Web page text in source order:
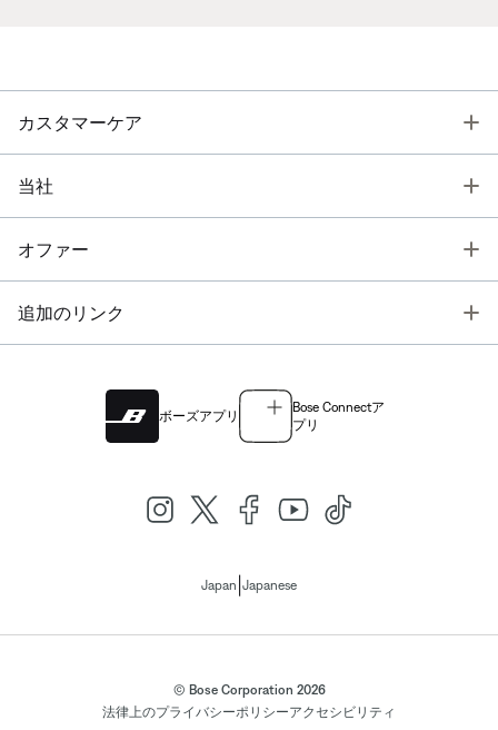
カスタマーケア
当社
オファー
追加のリンク
ボーズアプリ
Bose Connectア
プリ
Japan Japanese
© Bose Corporation 2026
法律上のプライバシーポリシーアクセシビリティ